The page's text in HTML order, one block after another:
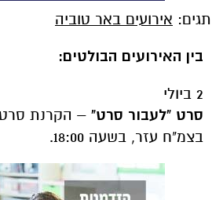
תגים: אירועים באר טוביה
בין האירועים הבולטים:
2 ביולי
סרט "לעבור סרט" – הקרנת
בצמ"ח עזר, בשעה 18:00.